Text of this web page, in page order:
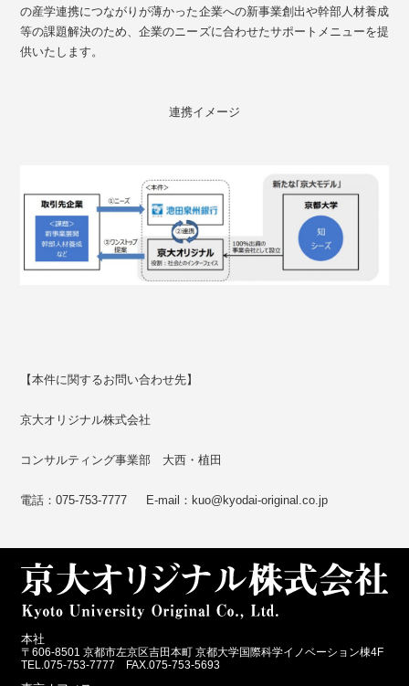
の産学連携につながりが薄かった企業への新事業創出や幹部人材養成
等の課題解決のため、企業のニーズに合わせたサポートメニューを提
供いたします。
連携イメージ
【本件に関するお問い合わせ先】
京大オリジナル株式会社
コンサルティング事業部 大西・植田
電話：075-753-7777 E-mail：kuo@kyodai-original.co.jp
本社
〒606-8501 京都市左京区吉田本町 京都大学国際科学イノベーション棟4F
TEL.075-753-7777 FAX.075-753-5693